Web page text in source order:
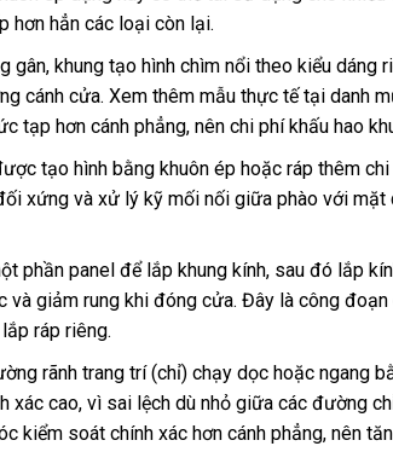
hơn hẳn các loại còn lại.
khung tạo hình chìm nổi theo kiểu dáng
cánh cửa. Xem thêm mẫu thực tế tại danh
tạp hơn cánh phẳng, nên chi phí khấu hao
tạo hình bằng khuôn ép hoặc ráp thêm
xứng và xử lý kỹ mối nối giữa phào với
phần panel để lắp khung kính, sau đó lắp
giảm rung khi đóng cửa. Đây là công
ráp riêng.
rãnh trang trí (chỉ) chạy dọc hoặc ngang
xác cao, vì sai lệch dù nhỏ giữa các đường
kiểm soát chính xác hơn cánh phẳng, nên